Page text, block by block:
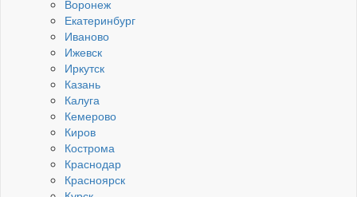
Воронеж
Екатеринбург
Иваново
Ижевск
Иркутск
Казань
Калуга
Кемерово
Киров
Кострома
Краснодар
Красноярск